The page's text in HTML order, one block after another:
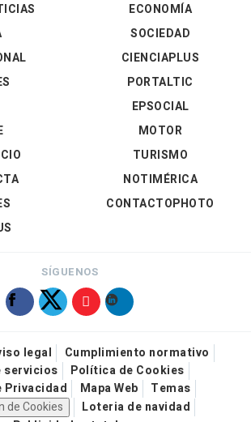
ECONOMÍA
SOCIEDAD
CIENCIAPLUS
PORTALTIC
EPSOCIAL
MOTOR
TURISMO
NOTIMÉRICA
CONTACTOPHOTO
SÍGUENOS
legal
Cumplimiento normativo
servicios
Política de Cookies
Privacidad
Mapa Web
Temas
de Cookies
Loteria de navidad